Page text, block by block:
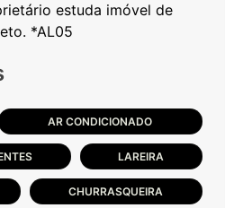
estuda imóvel de
AR CONDICIONADO
LAREIRA
CHURRASQUEIRA